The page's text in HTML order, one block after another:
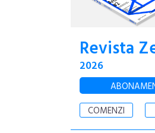
Revista
2026
COMENZI